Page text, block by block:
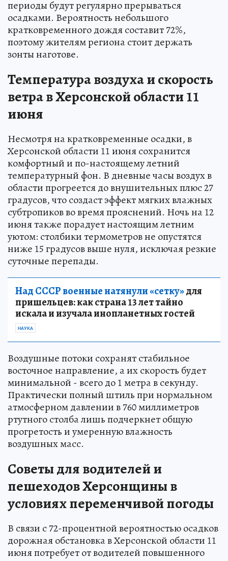
периоды будут регулярно прерываться
осадками. Вероятность небольшого
кратковременного дождя составит 72%,
поэтому жителям региона стоит держать
зонты наготове.
Температура воздуха и скорость
ветра в Херсонской области 11
июня
Несмотря на кратковременные осадки, в
Херсонской области 11 июня сохранится
комфортный и по-настоящему летний
температурный фон. В дневные часы воздух в
области прогреется до внушительных плюс 27
градусов, что создаст эффект мягких влажных
субтропиков во время прояснений. Ночь на 12
июня также порадует настоящим летним
уютом: столбики термометров не опустятся
ниже 15 градусов выше нуля, исключая резкие
суточные перепады.
Над СССР военные натянули «сетку»для
пришельцев: как страна 13 лет тайно
искала и изучала инопланетных гостей
НАУКА
Воздушные потоки сохранят стабильное
восточное направление, а их скорость будет
минимальной - всего до 1 метра в секунду.
Практически полный штиль при нормальном
атмосферном давлении в 760 миллиметров
ртутного столба лишь подчеркнет общую
прогретость и умеренную влажность
воздушных масс.
Советы для водителей и
пешеходов Херсонщины в
условиях переменчивой погоды
В связи с 72-процентной вероятностью осадков
дорожная обстановка в Херсонской области 11
июня потребует от водителей повышенного